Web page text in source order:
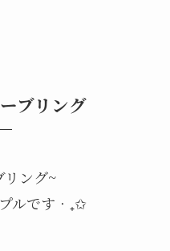
ブリング
リング~
ルです‧₊✩